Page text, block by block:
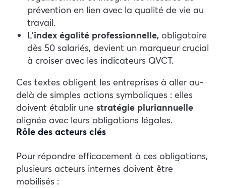
prévention en lien avec la qualité de vie au
travail.
L’index égalité professionnelle, obligatoire
dès 50 salariés, devient un marqueur crucial
à croiser avec les indicateurs QVCT.
Ces textes obligent les entreprises à aller au-
delà de simples actions symboliques : elles
doivent établir une stratégie pluriannuelle
alignée avec leurs obligations légales.
Rôle des acteurs clés
Pour répondre efficacement à ces obligations,
plusieurs acteurs internes doivent être
mobilisés :